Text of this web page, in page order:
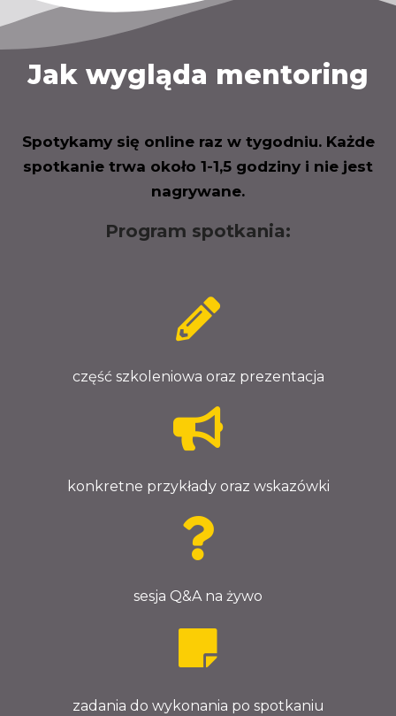
Jak wygląda mentoring
Spotykamy się online raz w tygodniu. Każde
spotkanie trwa około 1-1,5 godziny i nie jest
nagrywane.
Program spotkania:
część szkoleniowa oraz prezentacja
konkretne przykłady oraz wskazówki
sesja Q&A na żywo
zadania do wykonania po spotkaniu